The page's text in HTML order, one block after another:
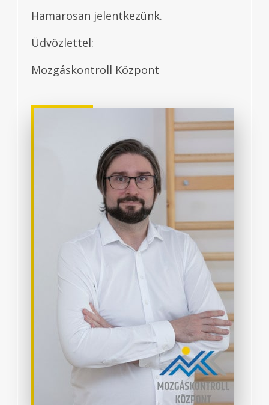
Hamarosan jelentkezünk.
Üdvözlettel:
Mozgáskontroll Központ